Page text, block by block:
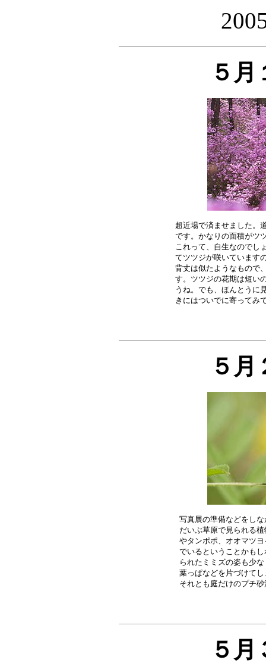
５月
超近場で済ませました。
です。かなりの面積がツ
これって、自生なのでし
てツツジが咲いています
背丈は似たようなもので
す。ツツジの花期は短い
うね。でも、ほんとうに
５月
写真展の準備などをし
だいぶ草原で見られる
やタンポポ、オオマツ
でいるということかも
られたミミズの姿も少
葉っぱなどを片づけて
５月